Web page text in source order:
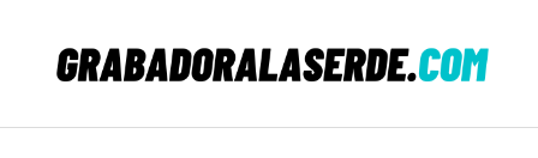
contenido